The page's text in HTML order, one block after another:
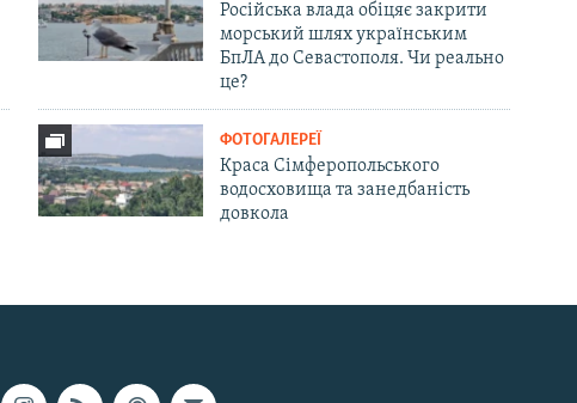
Російська влада обіцяє закрити
морський шлях українським
БпЛА до Севастополя. Чи реально
це?
ФОТОГАЛЕРЕЇ
Краса Сімферопольського
водосховища та занедбаність
довкола